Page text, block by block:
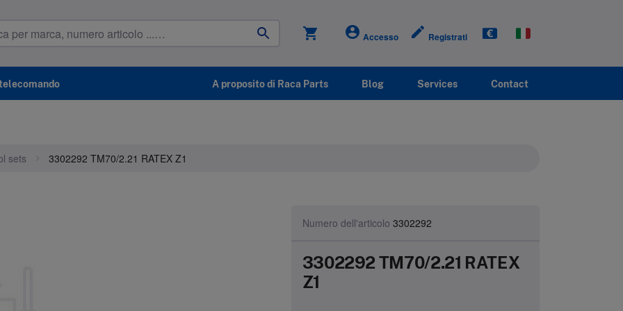
shopping_cart account_circle Accesso create Registrati
A proposito di Raca Parts Blog Services Contact
sets 3302292 TM70/2.21 RATEX Z1
Numero dell'articolo 3302292
3302292 TM70/2.21 RATEX
Z1